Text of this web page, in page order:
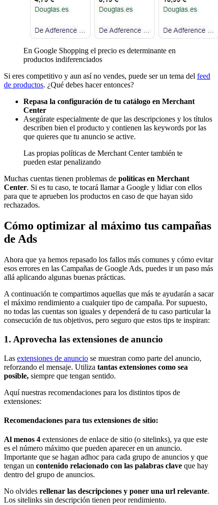
En Google Shopping el precio es determinante en
productos indiferenciados
Si eres competitivo y aun así no vendes, puede ser un tema del feed
de productos. ¿Qué debes hacer entonces?
Repasa la configuración de tu catálogo en Merchant
Center
Asegúrate especialmente de que las descripciones y los títulos
describen bien el producto y contienen las keywords por las
que quieres que tu anuncio se active.
Las propias políticas de Merchant Center también te
pueden estar penalizando
Muchas cuentas tienen problemas de políticas en Merchant
Center. Si es tu caso, te tocará llamar a Google y lidiar con ellos
para que te aprueben los productos en caso de que hayan sido
rechazados.
Cómo optimizar al máximo tus campañas
de Ads
Ahora que ya hemos repasado los fallos más comunes y cómo evitar
esos errores en las Campañas de Google Ads, puedes ir un paso más
allá aplicando algunas buenas prácticas.
A continuación te compartimos aquellas que más te ayudarán a sacar
el máximo rendimiento a cualquier tipo de campaña. Por supuesto,
no todas las cuentas son iguales y dependerá de tu caso particular la
consecución de tus objetivos, pero seguro que estos tips te inspiran:
1. Aprovecha las extensiones de anuncio
Las extensiones de anuncio se muestran como parte del anuncio,
reforzando el mensaje. Utiliza tantas extensiones como sea
posible, siempre que tengan sentido.
Aquí nuestras recomendaciones para los distintos tipos de
extensiones:
Recomendaciones para tus extensiones de sitio:
Al menos 4 extensiones de enlace de sitio (o sitelinks), ya que este
es el número máximo que pueden aparecer en un anuncio.
Importante que se hagan adhoc para cada grupo de anuncios y que
tengan un contenido relacionado con las palabras clave que hay
dentro del grupo de anuncios.
No olvides rellenar las descripciones y poner una url relevante.
Los sitelinks sin descripción tienen peor rendimiento.